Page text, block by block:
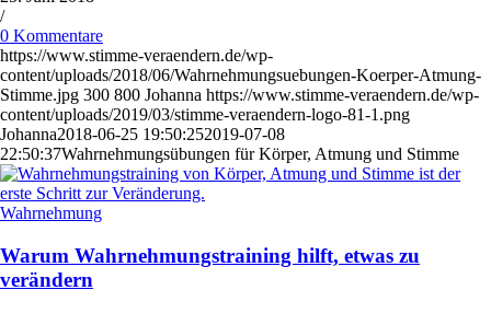
/
0 Kommentare
https://www.stimme-veraendern.de/wp-
content/uploads/2018/06/Wahrnehmungsuebungen-Koerper-Atmung-
Stimme.jpg 300 800 Johanna https://www.stimme-veraendern.de/wp-
content/uploads/2019/03/stimme-veraendern-logo-81-1.png
Johanna2018-06-25 19:50:252019-07-08
22:50:37Wahrnehmungsübungen für Körper, Atmung und Stimme
Wahrnehmung
Warum Wahrnehmungstraining hilft, etwas zu
verändern